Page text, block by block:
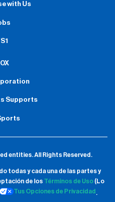
with Us
Supports
entities.All Rights Reserved.
todas y cada una de las partes y
de los Términos de Uso(Lo
Tus Opciones de Privacidad .